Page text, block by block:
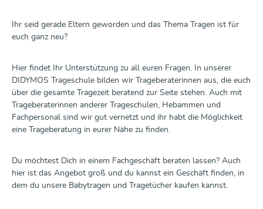
Ihr seid gerade Eltern geworden und das Thema Tragen ist für
euch ganz neu?
Hier findet Ihr Unterstützung zu all euren Fragen. In unserer
DIDYMOS Trageschule bilden wir Trageberaterinnen aus, die euch
über die gesamte Tragezeit beratend zur Seite stehen. Auch mit
Trageberaterinnen anderer Trageschulen, Hebammen und
Fachpersonal sind wir gut vernetzt und ihr habt die Möglichkeit
eine Trageberatung in eurer Nähe zu finden.
Du möchtest Dich in einem Fachgeschäft beraten lassen? Auch
hier ist das Angebot groß und du kannst ein Geschäft finden, in
dem du unsere Babytragen und Tragetücher kaufen kannst.